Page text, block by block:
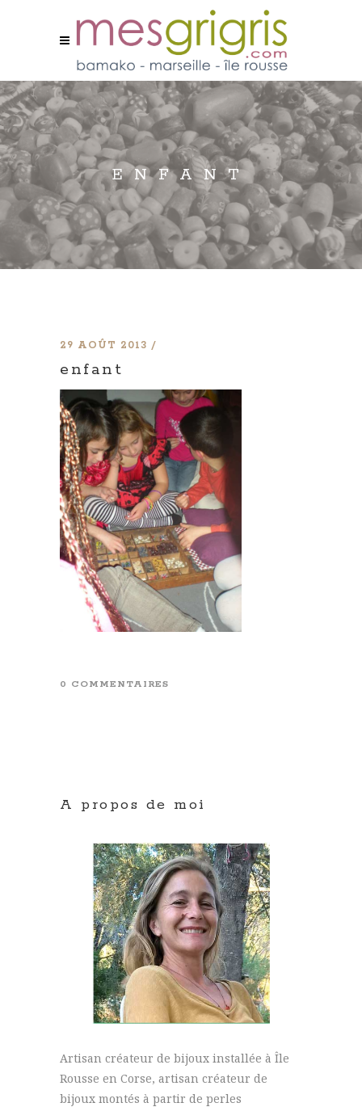
ENFANT
29 AOÛT 2013
enfant
0 COMMENTAIRES
A propos de moi
Artisan créateur de bijoux installée à Île
Rousse en Corse, artisan créateur de
bijoux montés à partir de perles